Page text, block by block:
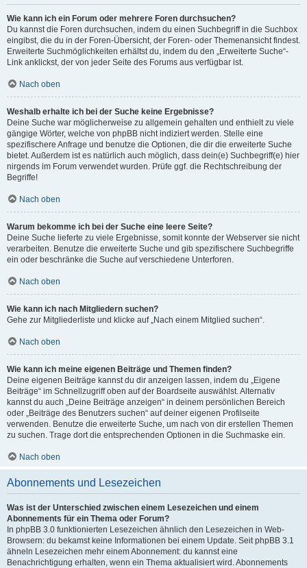
Wie kann ich ein Forum oder mehrere Foren durchsuchen?
Du kannst die Foren durchsuchen, indem du einen Suchbegriff in die Suchbox
eingibst, die du in der Foren-Übersicht, der Foren- oder Themenansicht findest.
Erweiterte Suchmöglichkeiten erhältst du, indem du den „Erweiterte Suche“-
Link anklickst, der von jeder Seite des Forums aus verfügbar ist.
Nach oben
Weshalb erhalte ich bei der Suche keine Ergebnisse?
Deine Suche war möglicherweise zu allgemein gehalten und enthielt zu viele
gängige Wörter, welche von phpBB nicht indiziert werden. Stelle eine
spezifischere Anfrage und benutze die Optionen, die dir die erweiterte Suche
bietet. Außerdem ist es natürlich auch möglich, dass dein(e) Suchbegriff(e) hier
nirgends im Forum verwendet wurden. Prüfe ggf. die Rechtschreibung der
Begriffe!
Nach oben
Warum bekomme ich bei der Suche eine leere Seite?
Deine Suche lieferte zu viele Ergebnisse, somit konnte der Webserver sie nicht
verarbeiten. Benutze die erweiterte Suche und gib spezifischere Suchbegriffe
ein oder beschränke die Suche auf verschiedene Unterforen.
Nach oben
Wie kann ich nach Mitgliedern suchen?
Gehe zur Mitgliederliste und klicke auf „Nach einem Mitglied suchen“.
Nach oben
Wie kann ich meine eigenen Beiträge und Themen finden?
Deine eigenen Beiträge kannst du dir anzeigen lassen, indem du „Eigene
Beiträge“ im Schnellzugriff oben auf der Boardseite auswählst. Alternativ
kannst du auch „Deine Beiträge anzeigen“ in deinem persönlichen Bereich
oder „Beiträge des Benutzers suchen“ auf deiner eigenen Profilseite
verwenden. Benutze die erweiterte Suche, um nach von dir erstellen Themen
zu suchen. Trage dort die entsprechenden Optionen in die Suchmaske ein.
Nach oben
Abonnements und Lesezeichen
Was ist der Unterschied zwischen einem Lesezeichen und einem
Abonnements für ein Thema oder Forum?
In phpBB 3.0 funktionierten Lesezeichen ähnlich den Lesezeichen in Web-
Browsern: du bekamst keine Informationen bei einem Update. Seit phpBB 3.1
ähneln Lesezeichen mehr einem Abonnement: du kannst eine
Benachrichtigung erhalten, wenn ein Thema aktualisiert wird. Abonnements